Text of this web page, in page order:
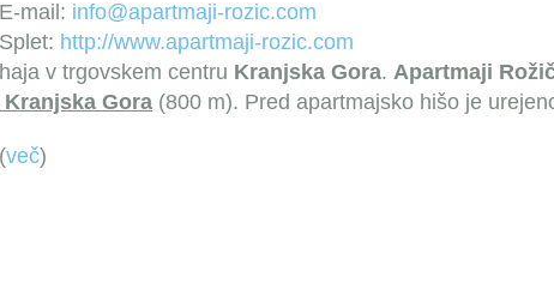
E-mail: info@apartmaji-rozic.com
Splet: http://www.apartmaji-rozic.com
v trgovskem centru Kranjska Gora. Apartmaji
Gora (800 m). Pred apartmajsko hišo je
več)